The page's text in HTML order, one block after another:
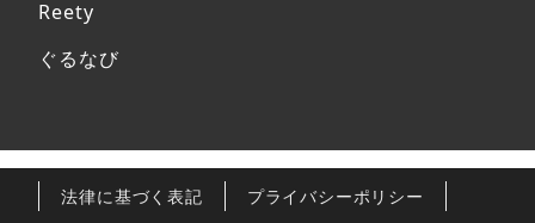
Reety
ぐるなび
法律に基づく表記 プライバシーポリシー